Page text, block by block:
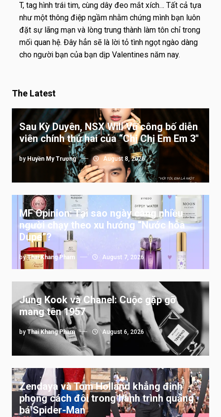
T, tag hình trái tim, cùng dây đeo mắt xích… Tất cả tựa
như một thông điệp ngầm nhằm chứng mình bạn luôn
đặt sự lãng mạn và lòng trung thành làm tôn chỉ trong
mối quan hệ. Đây hẳn sẽ là lời tỏ tình ngọt ngào dàng
cho người bạn của bạn dịp Valentines năm nay.
The Latest
Sau Kỳ Duyên, NSX Will Vũ công bố diễn
viên chính thứ hai của “Chị Chị Em Em 3″
by Huyền My Trương August 8, 2026
MF Opinion: Tại sao ngày càng nhiều
người chạy theo xu hướng “Nước hoa
Dupe”?
byThai Khang Pham August 7, 2026
Jung Kook và Chanel: Cuộc gặp gỡ
mang tên 1957
by Thai Khang Pham August 6, 2026
Zendaya và Tom Holland khẳng định
phong cách đôi trong hành trình quảng
bá Spider-Man